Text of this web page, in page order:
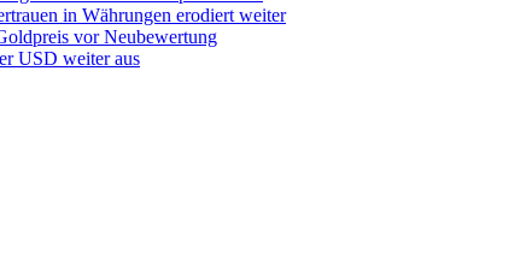
in Währungen erodiert weiter
vor Neubewertung
USD weiter aus